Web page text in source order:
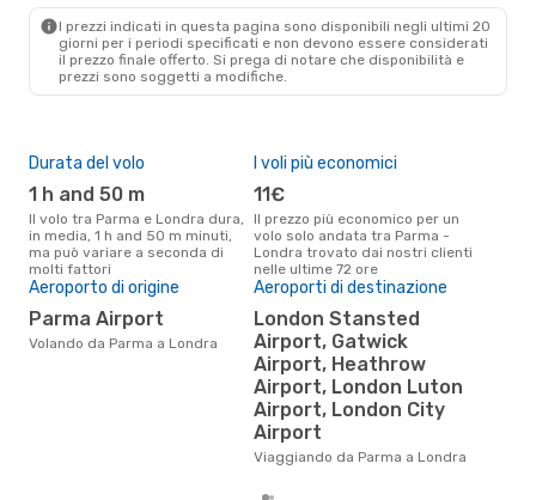
I prezzi indicati in questa pagina sono disponibili negli ultimi 20
giorni per i periodi specificati e non devono essere considerati
il ​​prezzo finale offerto. Si prega di notare che disponibilità e
prezzi sono soggetti a modifiche.
Durata del volo
1 h and 50 m
Il volo tra Parma e Londra dura,
in media, 1 h and 50 m minuti,
ma può variare a seconda di
molti fattori
I voli più economici
11€
Il prezzo più economico per un
volo solo andata tra Parma -
Londra trovato dai nostri clienti
nelle ultime 72 ore
Aeroporto di origine
Parma Airport
Volando da Parma a Londra
Aeroporti di destinazione
London Stansted
Airport, Gatwick
Airport, Heathrow
Airport, London Luton
Airport, London City
Airport
Viaggiando da Parma a Londra